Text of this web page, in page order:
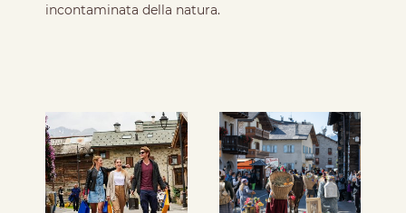
incontaminata della natura.